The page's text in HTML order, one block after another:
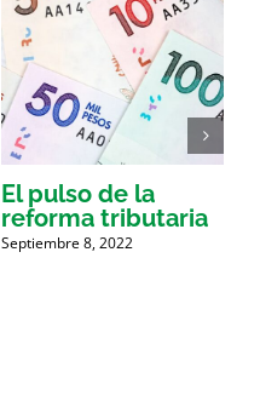
El pulso de la
reforma tributaria
Septiembre 8, 2022